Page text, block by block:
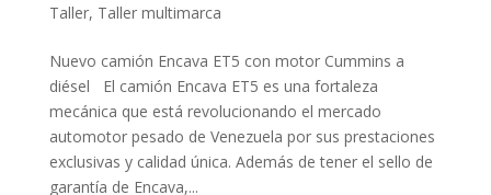
Taller, Taller multimarca
Nuevo camión Encava ET5 con motor Cummins a
diésel El camión Encava ET5 es una fortaleza
mecánica que está revolucionando el mercado
automotor pesado de Venezuela por sus prestaciones
exclusivas y calidad única. Además de tener el sello de
garantía de Encava,...